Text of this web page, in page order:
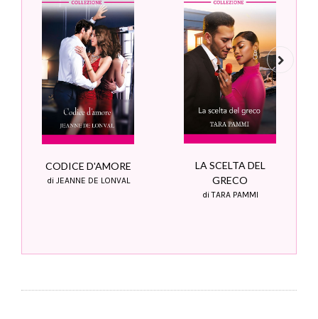
CODICE D'AMORE
di JEANNE DE LONVAL
LA SCELTA DEL
GRECO
di TARA PAMMI
Next